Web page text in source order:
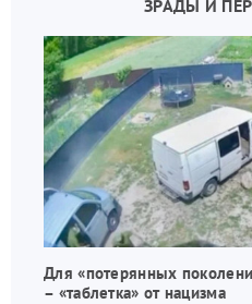
ЗРАДЫ И
Для «потерянных
– «таблетка» от нацизма